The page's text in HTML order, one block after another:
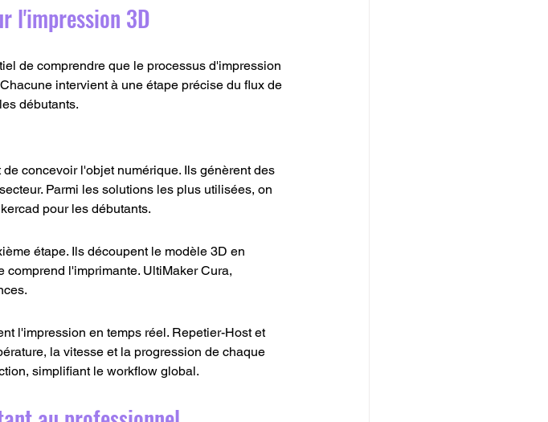
l'impression 3D
de comprendre que le processus d'impression
intervient à une étape précise du flux de
débutants.
de concevoir l'objet numérique. Ils génèrent des
Parmi les solutions les plus utilisées, on
pour les débutants.
étape. Ils découpent le modèle 3D en
l'imprimante. UltiMaker Cura,
l'impression en temps réel. Repetier-Host et
la vitesse et la progression de chaque
simplifiant le workflow global.